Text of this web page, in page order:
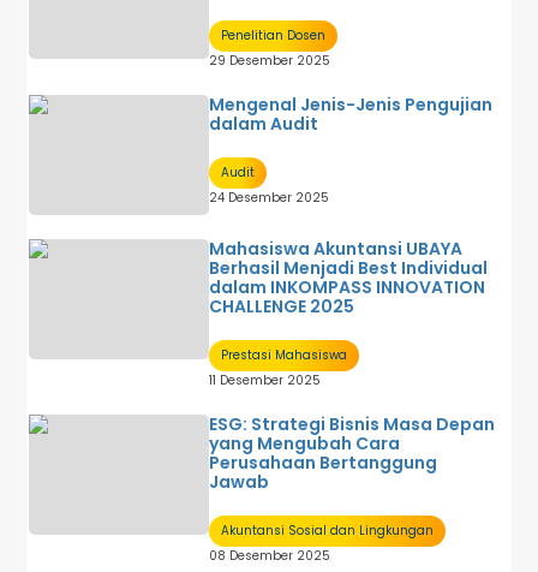
Penelitian Dosen
29 Desember 2025
Mengenal Jenis-Jenis Pengujian
dalam Audit
Audit
24 Desember 2025
Mahasiswa Akuntansi UBAYA
Berhasil Menjadi Best Individual
dalam INKOMPASS INNOVATION
CHALLENGE 2025
Prestasi Mahasiswa
11 Desember 2025
ESG: Strategi Bisnis Masa Depan
yang Mengubah Cara
Perusahaan Bertanggung
Jawab
Akuntansi Sosial dan Lingkungan
08 Desember 2025